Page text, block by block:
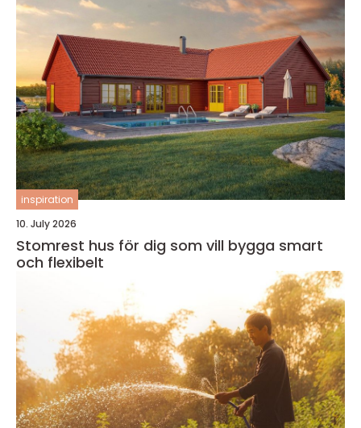
inspiration
10. July 2026
Stomrest hus för dig som vill bygga smart
och flexibelt